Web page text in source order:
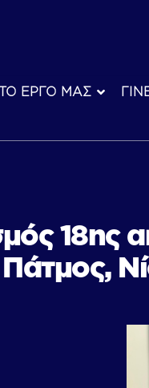
ΤΟ ΕΡΓΟ ΜΑΣ
18ης
Πάτμος,